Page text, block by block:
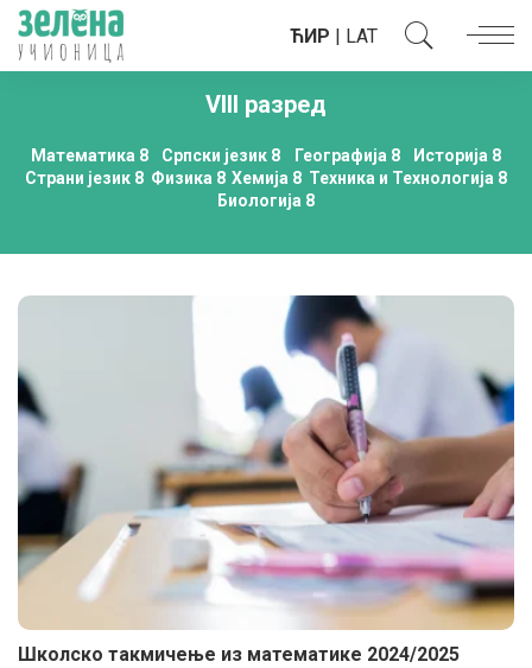
ЋИР | LAT
VIII разред
Математика 8 Српски језик 8 Географија 8
Историја 8
Страни језик 8 Физика 8 Хемија 8 Техника и Технологија 8
Биологија 8
Школско такмичење из математике 2024/2025